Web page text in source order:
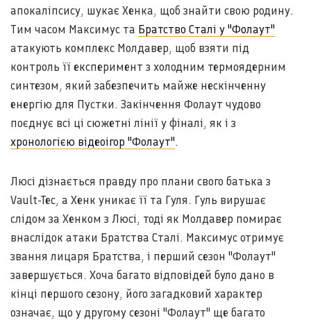
апокаліпсису, шукає Хенка, щоб знайти свою родину.
Тим часом Максимус та Братство Сталі у "Фолаут"
атакують комплекс Молдавер, щоб взяти під
контроль її експеримент з холодним термоядерним
синтезом, який забезпечить майже нескінченну
енергію для Пустки. Закінчення Фолаут чудово
поєднує всі ці сюжетні лінії у фіналі, як і з
хронологією відеоігор "Фолаут".
Люсі дізнається правду про плани свого батька з
Vault-Tec, а Хенк уникає її та Гуля. Гуль вирушає
слідом за Хенком з Люсі, тоді як Молдавер помирає
внаслідок атаки Братства Сталі. Максимус отримує
звання лицаря Братства, і перший сезон "Фолаут"
завершується. Хоча багато відповідей було дано в
кінці першого сезону, його загадковий характер
означає, що у другому сезоні "Фолаут" ще багато